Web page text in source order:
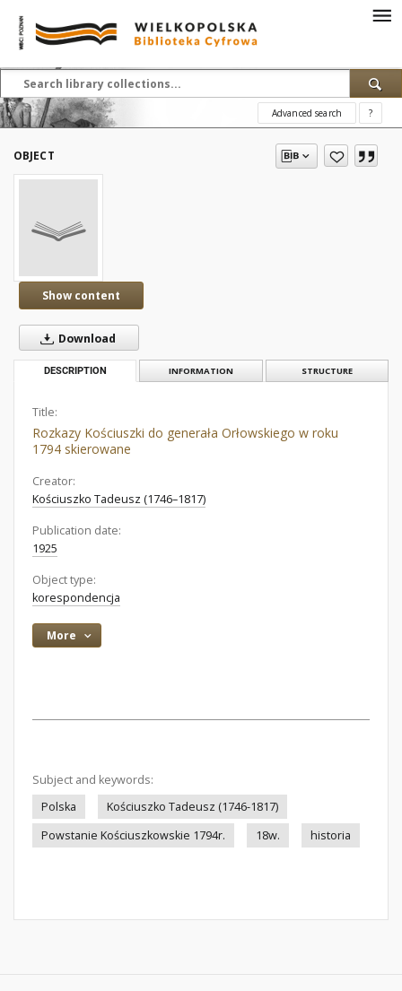
Advanced search ?
OBJECT
Show content
Download
DESCRIPTION INFORMATION STRUCTURE
Title:
Rozkazy Kościuszki do generała Orłowskiego w roku
1794 skierowane
Creator:
Kościuszko Tadeusz (1746–1817)
Publication date:
1925
Object type:
korespondencja
More
Subject and keywords:
Polska
Kościuszko Tadeusz (1746-1817)
Powstanie Kościuszkowskie 1794r.
18w. historia